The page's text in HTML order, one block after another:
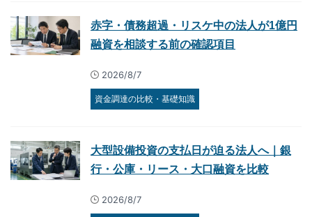
赤字・債務超過・リスケ中の法人が1億円
融資を相談する前の確認項目
2026/8/7
資金調達の比較・基礎知識
大型設備投資の支払日が迫る法人へ｜銀
行・公庫・リース・大口融資を比較
2026/8/7